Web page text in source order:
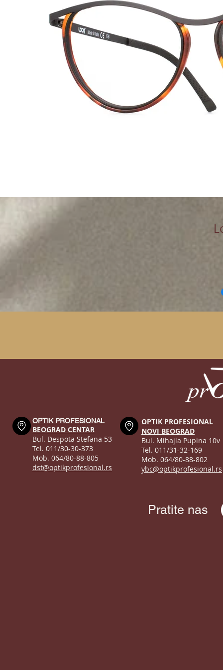
OPTIK PROFESIONAL
BEOGRAD CENTAR
Bul. Despota Stefana 53
Tel. 011/30-30-373
Mob. 064/80-88-805
dst@optikprofesional.rs
OPTIK PROFESIONAL
NOVI BEOGRAD
Bul. Mihajla Pupina 10v
Tel. 011/31-32-169
Mob. 064/80-88-802
ybc@optikprofesional.rs
Pratite nas